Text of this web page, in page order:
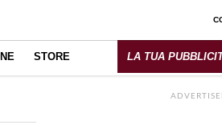
STORE LA TUA